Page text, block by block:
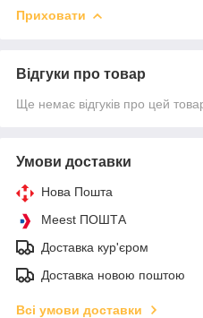
Приховати
Відгуки про товар
Ще немає відгуків про цей
Умови доставки
Нова Пошта
Meest ПОШТА
Доставка кур'єром
Доставка новою поштою
Всі умови доставки